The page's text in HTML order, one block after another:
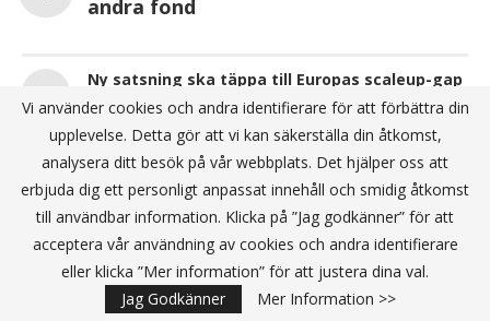
andra fond
Ny satsning ska täppa till Europas scaleup-gap
– lanserar första cohort i Sverige
Jonathan Evans stärker T.Loops expansion
ANNONS
Vi använder cookies och andra identifierare för att förbättra din
upplevelse. Detta gör att vi kan säkerställa din åtkomst,
analysera ditt besök på vår webbplats. Det hjälper oss att
erbjuda dig ett personligt anpassat innehåll och smidig åtkomst
till användbar information. Klicka på ”Jag godkänner” för att
acceptera vår användning av cookies och andra identifierare
eller klicka ”Mer information” för att justera dina val.
Jag Godkänner
Mer Information >>